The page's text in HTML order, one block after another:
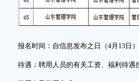
报名时间：自信息发布之日（4月13日）
待遇：聘用人员的有关工资、福利待遇